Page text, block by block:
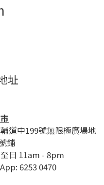
址
道中199號無限極廣場地
鋪
日 11am - 8pm
6253 0470